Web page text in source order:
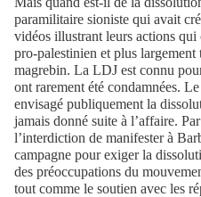
paramilitaire sioniste qui avait
vidéos illustrant leurs actions qui
pro-palestinien et plus
magrebin. La LDJ est connu
ont rarement été condamnées.
envisagé publiquement la
jamais donné suite à l’affaire.
l’interdiction de manifester à
campagne pour exiger la
des préoccupations du
tout comme le soutien avec les